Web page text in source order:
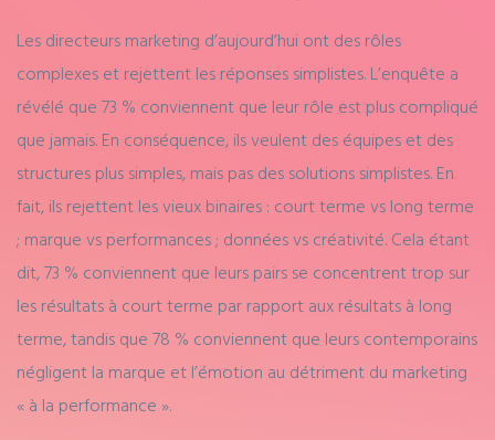
Les directeurs marketing d’aujourd’hui ont des rôles
complexes et rejettent les réponses simplistes. L’enquête a
révélé que 73 % conviennent que leur rôle est plus compliqué
que jamais. En conséquence, ils veulent des équipes et des
structures plus simples, mais pas des solutions simplistes. En
fait, ils rejettent les vieux binaires : court terme vs long terme
; marque vs performances ; données vs créativité. Cela étant
dit, 73 % conviennent que leurs pairs se concentrent trop sur
les résultats à court terme par rapport aux résultats à long
terme, tandis que 78 % conviennent que leurs contemporains
négligent la marque et l’émotion au détriment du marketing
« à la performance ».